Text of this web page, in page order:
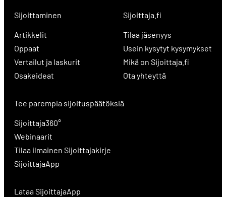
Sijoittaminen
Artikkelit
Oppaat
Vertailut ja laskurit
Osakeideat
Sijoittaja.fi
Tilaa jäsenyys
Usein kysytyt kysymykset
Mikä on Sijoittaja.fi
Ota yhteyttä
Tee parempia sijoituspäätöksiä
Sijoittaja360°
Webinaarit
Tilaa ilmainen Sijoittajakirje
SijoittajaApp
Lataa SijoittajaApp